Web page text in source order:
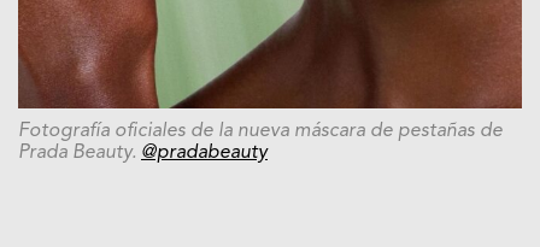
Fotografía oficiales de la nueva máscara de pestañas de
Prada Beauty. @pradabeauty